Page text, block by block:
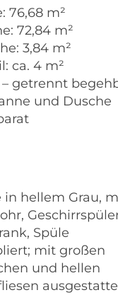
76,68 m²
72,84 m²
3,84 m²
ca. 4 m²
getrennt
und Dusche
in hellem Grau,
Spüle
mit großen
und hellen